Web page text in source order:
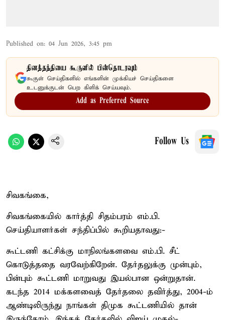
Published on: 04 Jun 2026, 3:45 pm
தினத்தந்தியை கூகுளில் பின்தொடரவும்
கூகுள் செய்திகளில் எங்களின் முக்கியச் செய்திகளை
உடனுக்குடன் பெற கிளிக் செய்யவும்.
Add as Preferred Source
Follow Us
சிவகங்கை,
சிவகங்கையில் கார்த்தி சிதம்பரம் எம்.பி.
செய்தியாளர்கள் சந்திப்பில் கூறியதாவது:-
கூட்டணி கட்சிக்கு மாநிலங்களவை எம்.பி. சீட்
கொடுத்ததை வரவேற்கிறேன். தேர்தலுக்கு முன்பும்,
பின்பும் கூட்டணி மாறுவது இயல்பான ஒன்றுதான்.
கடந்த 2014 மக்களவைத் தேர்தலை தவிர்த்து, 2004-ம்
ஆண்டிலிருந்து நாங்கள் திமுக கூட்டணியில் தான்